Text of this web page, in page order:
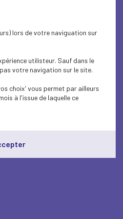
lors de votre naviguation sur
utilisteur. Sauf dans le
votre navigation sur le site.
choix' vous permet par ailleurs
à l'issue de laquelle ce